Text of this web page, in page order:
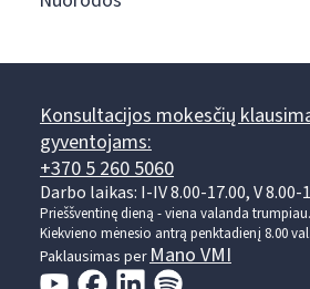
Konsultacijos mokesčių
gyventojams:
+370 5 260 5060
Darbo laikas: I-IV 8.00-17.00, V 8.00-
Prieššventinę dieną - viena valanda trumpiau.
Kiekvieno mėnesio antrą penktadienį 8.00
Paklausimas perMano VMI